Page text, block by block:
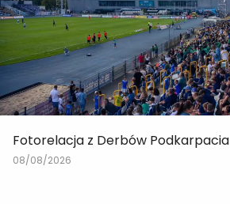
Fotorelacja z Derbów Podkarpacia
08/08/2026